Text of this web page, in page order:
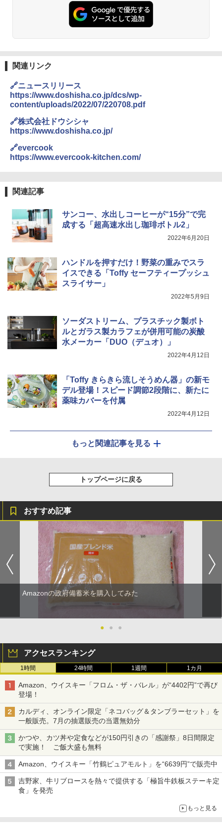
関連リンク
🔗ニュースリリース
https://www.doshisha.co.jp/dcs/wp-
content/uploads/2022/07/220708.pdf
🔗株式会社ドウシシャ
https://www.doshisha.co.jp/
🔗evercook
https://www.evercook-kitchen.com/
関連記事
サンコー、水出しコーヒーが“15分”で完
成する「超高速水出し珈琲ボトル2」
2022年6月20日
ハンドルを押すだけ！野菜の重みでスラ
イスできる「Toffy セーフティープッシュ
スライサー」
2022年5月9日
ソーダストリーム、プラスチック製ボト
ルとガラス製カラフェが併用可能の炭酸
水メーカー「DUO（デュオ）」
2022年4月12日
「Toffy きらきら流しそうめん器」の新モ
デル登場！スピード調節2段階に、新たに
薬味カバーを付属
2022年4月12日
もっと関連記事を見る
トップページに戻る
おすすめ記事
Amazonの政府備蓄米を購入してみた
● ● ●
アクセスランキング
1時間 24時間 1週間 1カ月
Amazon、ウイスキー「フロム・ザ・バレル」が“4402円”で再び
登場！
カルディ、オンライン限定「ネコバッグ＆タンブラーセット」を
一般販売。7月の抽選販売の当選無効分
かつや、カツ丼や定食などが150円引きの「感謝祭」8日間限定
で実施！ ご飯大盛も無料
Amazon、ウイスキー「竹鶴ピュアモルト」を“6639円”で販売中
吉野家、牛リブロースを熱々で提供する「極旨牛鉄板ステーキ定
食」を発売
もっと見る